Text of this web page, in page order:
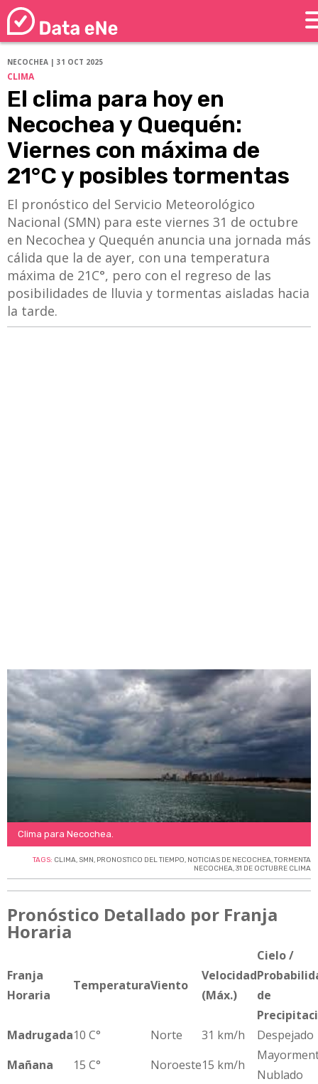
NECOCHEA | 31 OCT 2025
CLIMA
El clima para hoy en
Necochea y Quequén:
Viernes con máxima de
21°C y posibles tormentas
El pronóstico del Servicio Meteorológico
Nacional (SMN) para este viernes 31 de octubre
en Necochea y Quequén anuncia una jornada más
cálida que la de ayer, con una temperatura
máxima de 21C°, pero con el regreso de las
posibilidades de lluvia y tormentas aisladas hacia
la tarde.
Clima para Necochea.
TAGS: CLIMA, SMN, PRONOSTICO DEL TIEMPO, NOTICIAS DE NECOCHEA,TORMENTA
NECOCHEA,31 DE OCTUBRE CLIMA
Pronóstico Detallado por Franja
Horaria
Franja
Horaria
TemperaturaViento
Velocidad
(Máx.)
Cielo /
de
Madrugada10 C° Norte 31 km/h
Despejado
Mañana
15 C° Noroeste15 km/h
Nublado